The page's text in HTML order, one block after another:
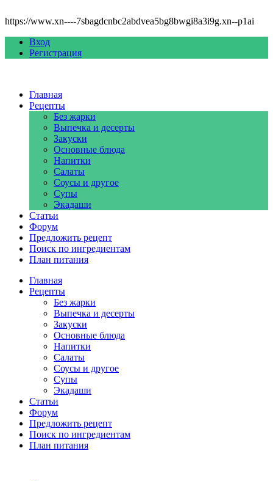
https://www.xn----7sbagdcnbc2abdvea5bg8bwgi8a3i9g.xn--p1ai
Вход
Регистрация
Главная
Рецепты
Без жарки
Выпечка и десерты
Закуски
Основные блюда
Напитки
Салаты
Соусы и другое
Супы
Экадаши
Статьи
Форум
Предложить рецепт
Поиск по ингредиентам
План питания
Главная
Рецепты
Без жарки
Выпечка и десерты
Закуски
Основные блюда
Напитки
Салаты
Соусы и другое
Супы
Экадаши
Статьи
Форум
Предложить рецепт
Поиск по ингредиентам
План питания